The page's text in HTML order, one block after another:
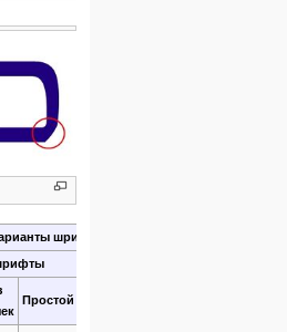
шрифтов
Простой